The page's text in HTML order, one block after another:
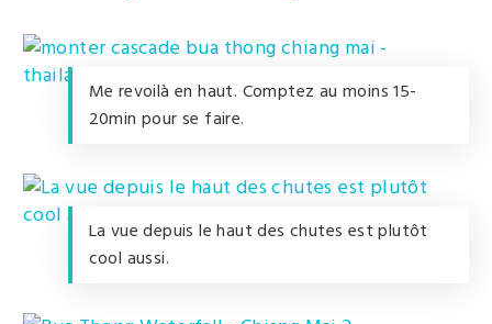
Me revoilà en haut. Comptez au moins 15-
20min pour se faire.
La vue depuis le haut des chutes est plutôt
cool aussi.